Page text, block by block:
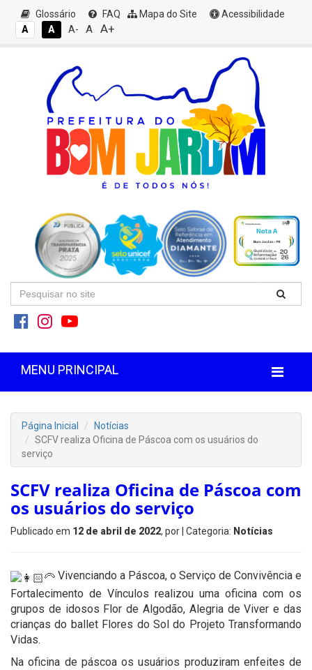
Glossário FAQ Mapa do Site
Acessibilidade
A
A A- A A+
MENU PRINCIPAL
Página Inicial
Notícias
SCFV realiza Oficina de Páscoa com os usuários do
serviço
SCFV realiza Oficina de Páscoa com
os usuários do serviço
Publicado em 12 de abril de 2022, por | Categoria: Notícias
Vivenciando a Páscoa, o Serviço de Convivência e
Fortalecimento de Vínculos realizou uma oficina com os
grupos de idosos Flor de Algodão, Alegria de Viver e das
crianças do ballet Flores do Sol do Projeto Transformando
Vidas.
Na oficina de páscoa os usuários produziram enfeites de